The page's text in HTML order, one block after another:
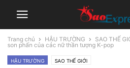
Trang chủ HẬU TRƯỜNG SAO THẾ
son phấn của các nữ thần tượng K-pop
HẬU TRƯỜNG SAO THẾ GIỚI